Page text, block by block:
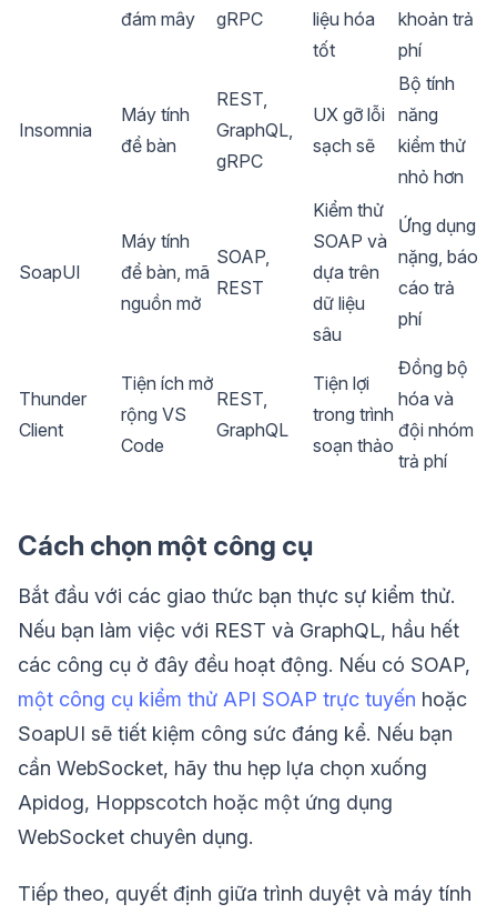
đám mây
gRPC
liệu hóa
tốt
khoản trả
phí
Insomnia
Máy tính
để bàn
REST,
GraphQL,
gRPC
UX gỡ lỗi
sạch sẽ
Bộ tính
năng
kiểm thử
nhỏ hơn
SoapUI
Máy tính
để bàn, mã
nguồn mở
SOAP,
REST
Kiểm thử
SOAP và
dựa trên
dữ liệu
sâu
Ứng dụng
nặng, báo
cáo trả
phí
Thunder
Client
Tiện ích mở
rộng VS
Code
REST,
GraphQL
Tiện lợi
trong trình
soạn thảo
Đồng bộ
hóa và
đội nhóm
trả phí
Cách chọn một công cụ
Bắt đầu với các giao thức bạn thực sự kiểm thử.
Nếu bạn làm việc với REST và GraphQL, hầu hết
các công cụ ở đây đều hoạt động. Nếu có SOAP,
một công cụ kiểm thử API SOAP trực tuyến hoặc
SoapUI sẽ tiết kiệm công sức đáng kể. Nếu bạn
cần WebSocket, hãy thu hẹp lựa chọn xuống
Apidog, Hoppscotch hoặc một ứng dụng
WebSocket chuyên dụng.
Tiếp theo, quyết định giữa trình duyệt và máy tính